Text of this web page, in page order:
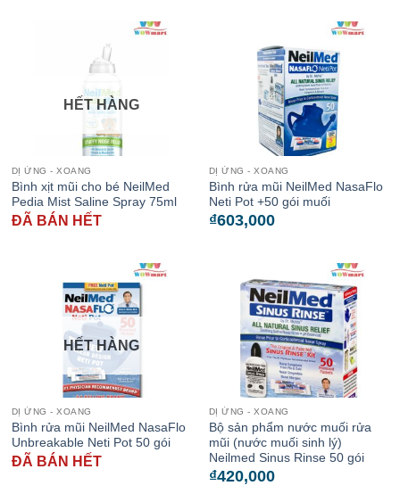
HẾT HÀNG
DỊ ỨNG - XOANG
Bình xịt mũi cho bé NeilMed
Pedia Mist Saline Spray 75ml
ĐÃ BÁN HẾT
DỊ ỨNG - XOANG
Bình rửa mũi NeilMed NasaFlo
Neti Pot +50 gói muối
₫603,000
HẾT HÀNG
DỊ ỨNG - XOANG
Bình rửa mũi NeilMed NasaFlo
Unbreakable Neti Pot 50 gói
ĐÃ BÁN HẾT
DỊ ỨNG - XOANG
Bộ sản phẩm nước muối rửa
mũi (nước muối sinh lý)
Neilmed Sinus Rinse 50 gói
₫420,000